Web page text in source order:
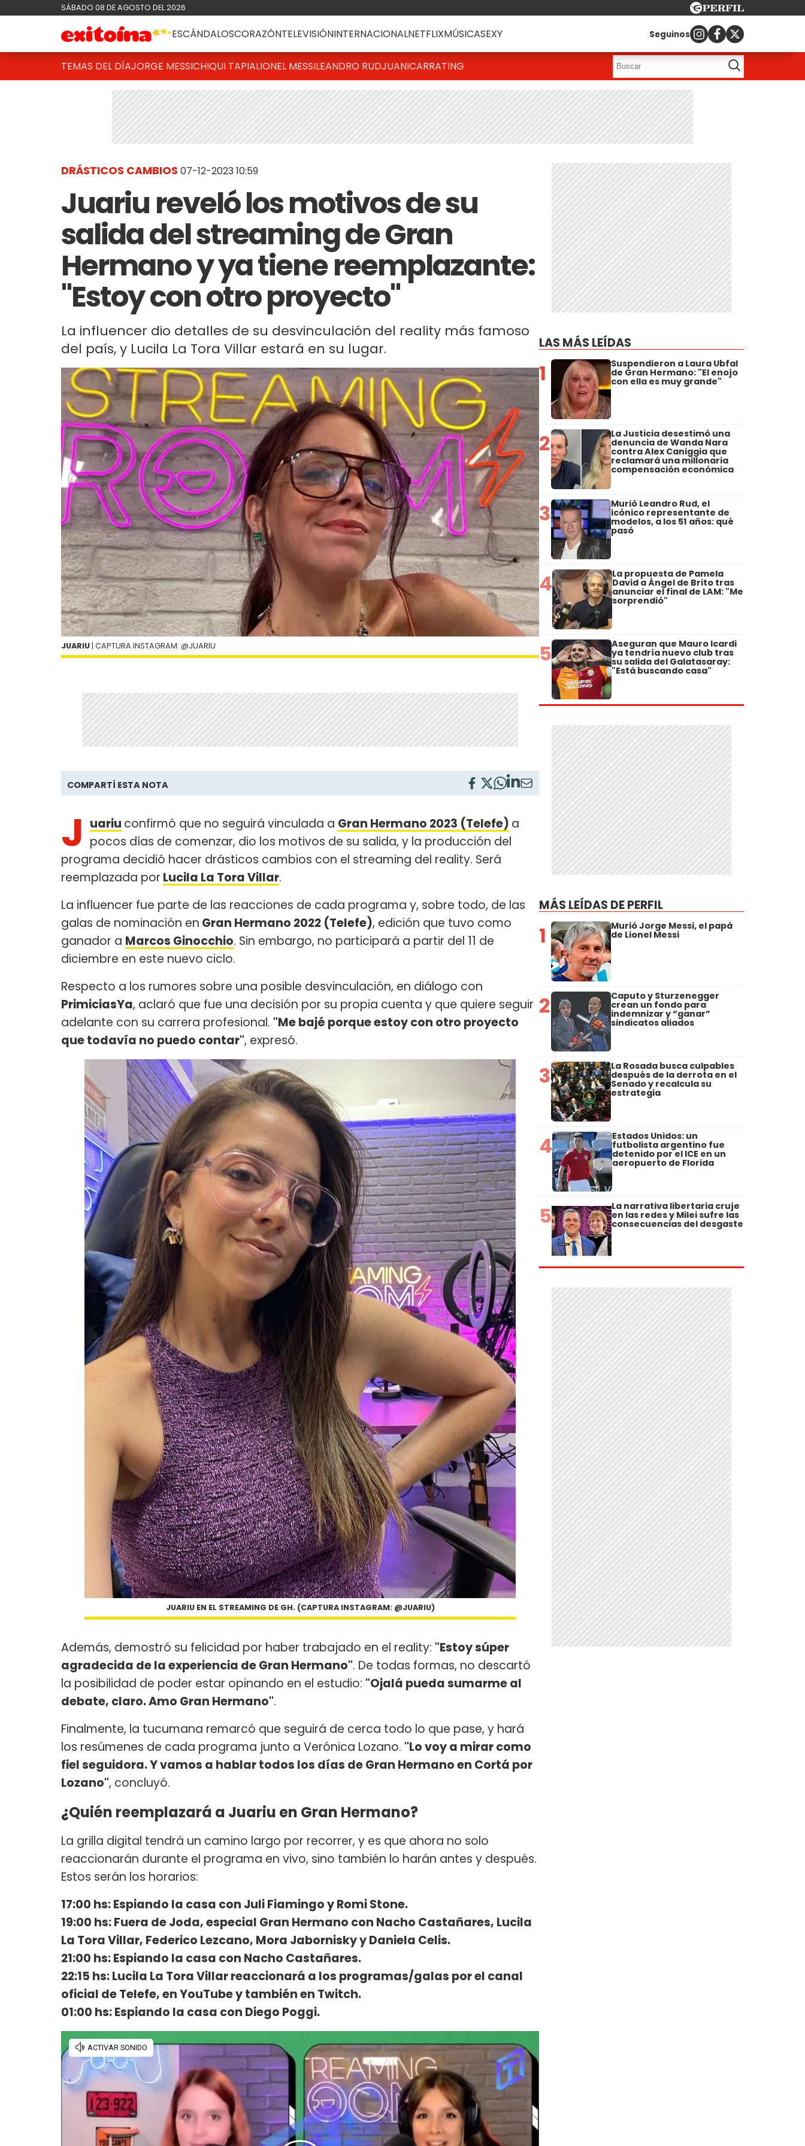
SÁBADO 08 DE AGOSTO DEL 2026
ESCÁNDALOSCORAZÓNTELEVISIÓNINTERNACIONALNETFLIXMÚSICASEXY Seguinos
TEMAS DEL DÍAJORGE MESSICHIQUI TAPIALIONEL MESSILEANDRO RUDJUANICARRATING
DRÁSTICOS CAMBIOS 07-12-2023 10:59
Juariu reveló los motivos de su
salida del streaming de Gran
Hermano y ya tiene reemplazante:
"Estoy con otro proyecto"
La influencer dio detalles de su desvinculación del reality más famoso
del país, y Lucila La Tora Villar estará en su lugar.
JUARIU | CAPTURA INSTAGRAM: @JUARIU
COMPARTÍ ESTA NOTA
J uariu confirmó que no seguirá vinculada a Gran Hermano 2023 (Telefe) a
pocos días de comenzar, dio los motivos de su salida, y la producción del
programa decidió hacer drásticos cambios con el streaming del reality. Será
reemplazada por Lucila La Tora Villar.
La influencer fue parte de las reacciones de cada programa y, sobre todo, de las
galas de nominación en Gran Hermano 2022 (Telefe), edición que tuvo como
ganador a Marcos Ginocchio. Sin embargo, no participará a partir del 11 de
diciembre en este nuevo ciclo.
Respecto a los rumores sobre una posible desvinculación, en diálogo con
PrimiciasYa, aclaró que fue una decisión por su propia cuenta y que quiere seguir
adelante con su carrera profesional. "Me bajé porque estoy con otro proyecto
que todavía no puedo contar", expresó.
JUARIU EN EL STREAMING DE GH. (CAPTURA INSTAGRAM: @JUARIU)
Además, demostró su felicidad por haber trabajado en el reality: "Estoy súper
agradecida de la experiencia de Gran Hermano". De todas formas, no descartó
la posibilidad de poder estar opinando en el estudio: "Ojalá pueda sumarme al
debate, claro. Amo Gran Hermano".
Finalmente, la tucumana remarcó que seguirá de cerca todo lo que pase, y hará
los resúmenes de cada programa junto a Verónica Lozano. "Lo voy a mirar como
fiel seguidora. Y vamos a hablar todos los días de Gran Hermano en Cortá por
Lozano", concluyó.
¿Quién reemplazará a Juariu en Gran Hermano?
La grilla digital tendrá un camino largo por recorrer, y es que ahora no solo
reaccionarán durante el programa en vivo, sino también lo harán antes y después.
Estos serán los horarios:
17:00 hs: Espiando la casa con Juli Fiamingo y Romi Stone.
19:00 hs: Fuera de Joda, especial Gran Hermano con Nacho Castañares, Lucila
La Tora Villar, Federico Lezcano, Mora Jabornisky y Daniela Celis.
21:00 hs: Espiando la casa con Nacho Castañares.
22:15 hs: Lucila La Tora Villar reaccionará a los programas/galas por el canal
oficial de Telefe, en YouTube y también en Twitch.
01:00 hs: Espiando la casa con Diego Poggi.
LAS MÁS LEÍDAS
1 Suspendieron a Laura Ubfal
de Gran Hermano: "El enojo
con ella es muy grande"
2 La Justicia desestimó una
denuncia de Wanda Nara
contra Alex Caniggia que
reclamará una millonaria
compensación económica
3 Murió Leandro Rud, el
icónico representante de
modelos, a los 51 años: qué
pasó
4 La propuesta de Pamela
David a Ángel de Brito tras
anunciar el final de LAM: "Me
sorprendió"
5 Aseguran que Mauro Icardi
ya tendría nuevo club tras
su salida del Galatasaray:
"Está buscando casa"
MÁS LEÍDAS DE PERFIL
1 Murió Jorge Messi, el papá
de Lionel Messi
2 Caputo y Sturzenegger
crean un fondo para
indemnizar y “ganar”
sindicatos aliados
3 La Rosada busca culpables
después de la derrota en el
Senado y recalcula su
estrategia
4 Estados Unidos: un
futbolista argentino fue
detenido por el ICE en un
aeropuerto de Florida
5 La narrativa libertaria cruje
en las redes y Milei sufre las
consecuencias del desgaste